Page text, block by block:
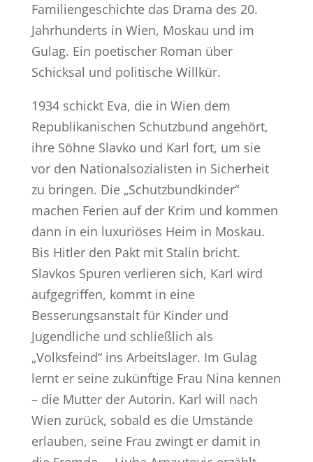
Familiengeschichte das Drama des 20.
Jahrhunderts in Wien, Moskau und im
Gulag. Ein poetischer Roman über
Schicksal und politische Willkür.
1934 schickt Eva, die in Wien dem
Republikanischen Schutzbund angehört,
ihre Söhne Slavko und Karl fort, um sie
vor den Nationalsozialisten in Sicherheit
zu bringen. Die „Schutzbundkinder“
machen Ferien auf der Krim und kommen
dann in ein luxuriöses Heim in Moskau.
Bis Hitler den Pakt mit Stalin bricht.
Slavkos Spuren verlieren sich, Karl wird
aufgegriffen, kommt in eine
Besserungsanstalt für Kinder und
Jugendliche und schließlich als
„Volksfeind“ ins Arbeitslager. Im Gulag
lernt er seine zukünftige Frau Nina kennen
– die Mutter der Autorin. Karl will nach
Wien zurück, sobald es die Umstände
erlauben, seine Frau zwingt er damit in